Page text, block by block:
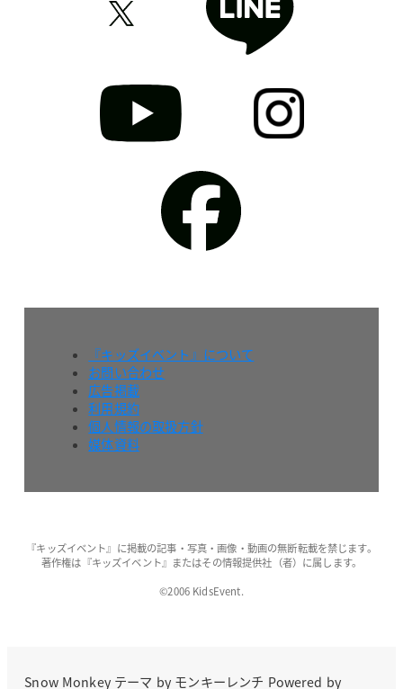
『キッズイベント』について
お問い合わせ
広告掲載
利用規約
個人情報の取扱方針
媒体資料
『キッズイベント』に掲載の記事・写真・画像・動画の無断転載を禁じます。
著作権は『キッズイベント』またはその情報提供社（者）に属します。
©2006 KidsEvent.
Snow Monkeyテーマ by モンキーレンチ Powered by